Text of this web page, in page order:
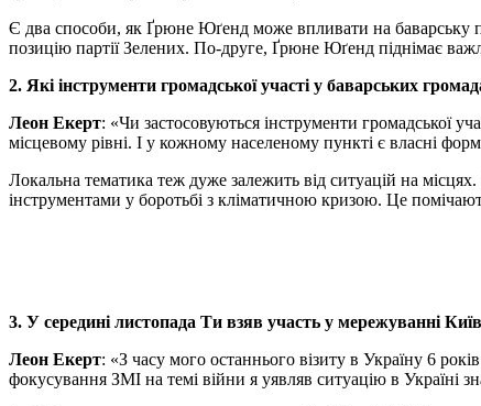
Є два способи, як Ґрюне Юґенд може впливати на баварську
позицію партії Зелених. По-друге, Ґрюне Юґенд піднімає
2. Які інструменти громадської участі у баварських
Леон Екерт: «Чи застосовуються інструменти громадської
місцевому рівні. І у кожному населеному пункті є власні
Локальна тематика теж дуже залежить від ситуацій на
інструментами у боротьбі з кліматичною кризою. Це
3. У середині листопада Ти взяв участь у мережуванні
Леон Екерт: «З часу мого останнього візиту в Україну 6
фокусування ЗМІ на темі війни я уявляв ситуацію в Україні